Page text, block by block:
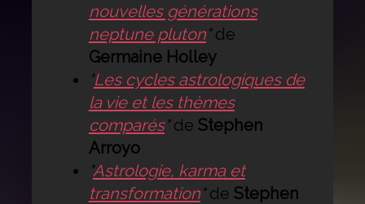
nouvelles générations
neptune pluton"de
Germaine Holley
"Les cycles astrologiques de
la vie et les thèmes
comparés"de Stephen
Arroyo
"Astrologie, karma et
transformation"de Stephen